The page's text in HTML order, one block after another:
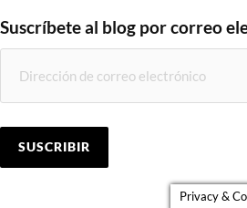
Suscríbete al blog por correo
SUSCRIBIR
Privacy &